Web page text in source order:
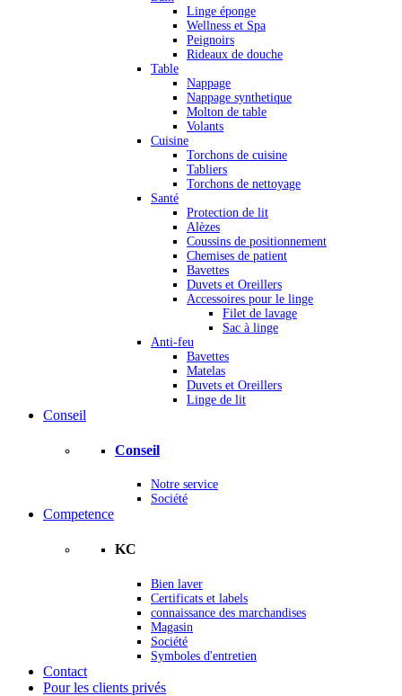
Linge éponge
Wellness et Spa
Peignoirs
Rideaux de douche
Table
Nappage
Nappage synthetique
Molton de table
Volants
Cuisine
Torchons de cuisine
Tabliers
Torchons de nettoyage
Santé
Protection de lit
Alèzes
Coussins de positionnement
Chemises de patient
Bavettes
Duvets et Oreillers
Accessoires pour le linge
Filet de lavage
Sac à linge
Anti-feu
Bavettes
Matelas
Duvets et Oreillers
Linge de lit
Conseil
Conseil
Notre service
Société
Competence
KC
Bien laver
Certificats et labels
connaissance des marchandises
Magasin
Société
Symboles d'entretien
Contact
Pour les clients privés